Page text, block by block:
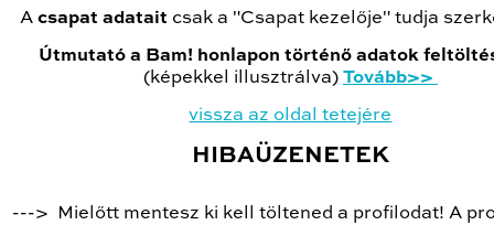
A csapat adatait csak a "Csapat kezelője" tudja
Útmutató a Bam! honlapon történő adatok
(képekkel illusztrálva) Tovább>>
vissza az oldal tetejére
HIBAÜZENETEK
---> Mielőtt mentesz ki kell töltened a profilodat! A